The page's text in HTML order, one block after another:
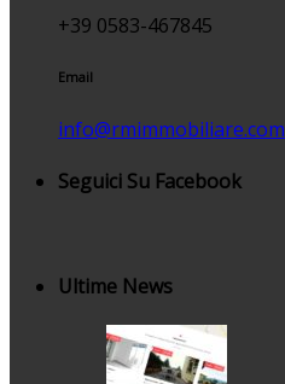
+39 0583-467845
Email
info@rmimmobiliare.com
Seguici Su Facebook
Ultime News